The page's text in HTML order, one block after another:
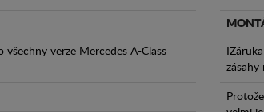
verze Mercedes A-Class
zásahy